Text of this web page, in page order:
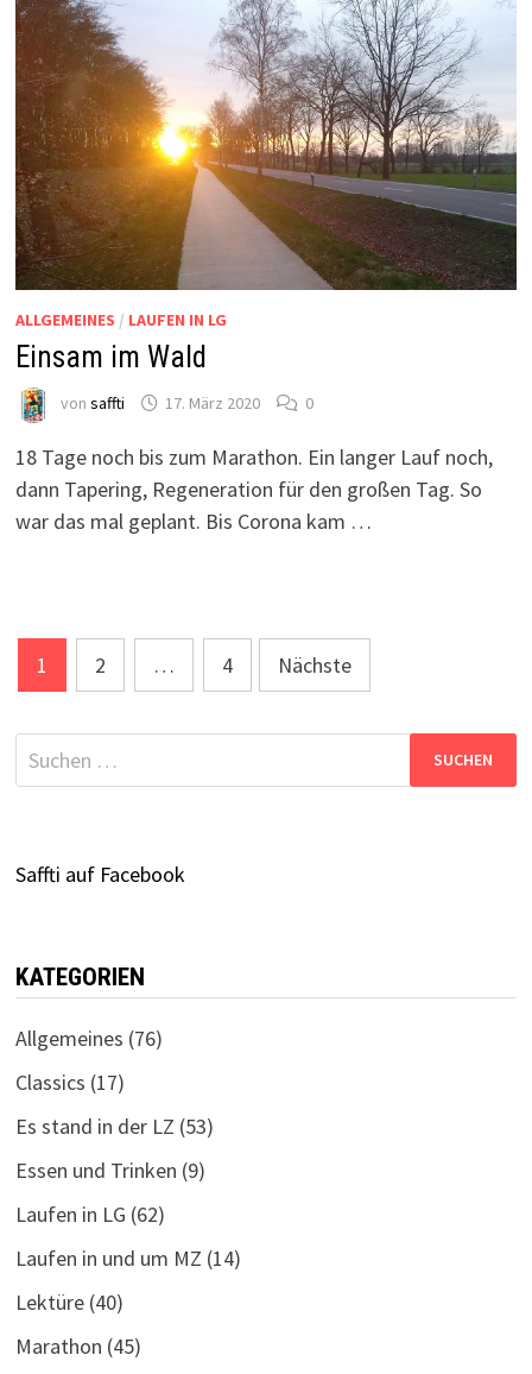
ALLGEMEINES / LAUFEN IN LG
Einsam im Wald
von saffti 17. März 2020 0
18 Tage noch bis zum Marathon. Ein langer Lauf noch,
dann Tapering, Regeneration für den großen Tag. So
war das mal geplant. Bis Corona kam …
Seitennummerierung
der
Beiträge
1 2 … 4 Nächste
Suchen
nach:
Saffti auf Facebook
KATEGORIEN
Allgemeines (76)
Classics (17)
Es stand in der LZ (53)
Essen und Trinken (9)
Laufen in LG (62)
Laufen in und um MZ (14)
Lektüre(40)
Marathon (45)